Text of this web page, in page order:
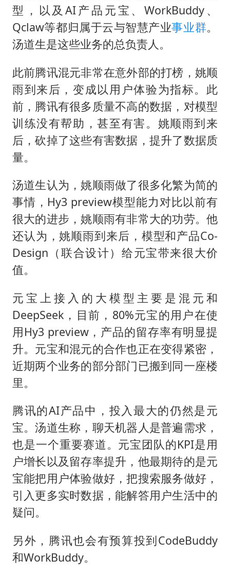
型，以及AI产品元宝、WorkBuddy、
Qclaw等都归属于云与智慧产业事业群。
汤道生是这些业务的总负责人。
此前腾讯混元非常在意外部的打榜，姚顺
雨到来后，变成以用户体验为指标。此
前，腾讯有很多质量不高的数据，对模型
训练没有帮助，甚至有害。姚顺雨到来
后，砍掉了这些有害数据，提升了数据质
量。
汤道生认为，姚顺雨做了很多化繁为简的
事情，Hy3 preview模型能力对比以前有
很大的进步，姚顺雨有非常大的功劳。他
还认为，姚顺雨到来后，模型和产品Co-
Design（联合设计）给元宝带来很大价
值。
元宝上接入的大模型主要是混元和
DeepSeek，目前，80%元宝的用户在使
用Hy3 preview，产品的留存率有明显提
升。元宝和混元的合作也正在变得紧密，
近期两个业务的部分部门已搬到同一座楼
里。
腾讯的AI产品中，投入最大的仍然是元
宝。汤道生称，聊天机器人是普遍需求，
也是一个重要赛道。元宝团队的KPI是用
户增长以及留存率提升，他最期待的是元
宝能把用户体验做好，把搜索服务做好，
引入更多实时数据，能解答用户生活中的
疑问。
另外，腾讯也会有预算投到CodeBuddy
和WorkBuddy。